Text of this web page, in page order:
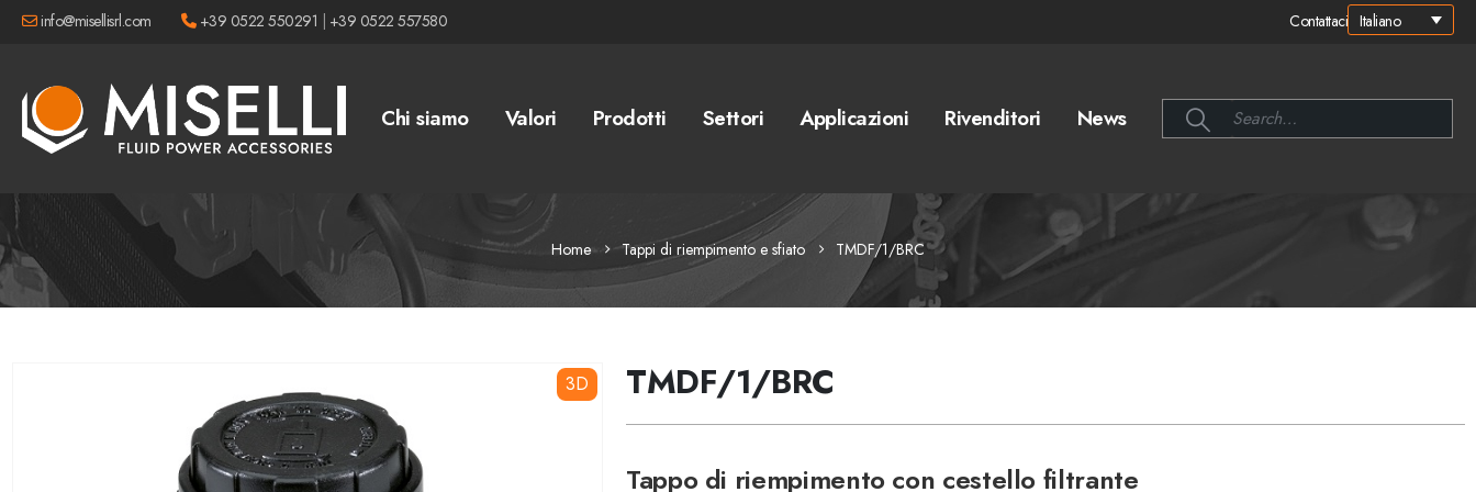
info@misellisrl.com +39 0522 550291 +39 0522 557580 Contattaci Italiano
Chi siamo Valori Prodotti Settori Applicazioni Rivenditori News
Home Tappi di riempimento e sfiato TMDF/1/BRC
3D TMDF/1/BRC
Tappo di riempimento con cestello filtrante